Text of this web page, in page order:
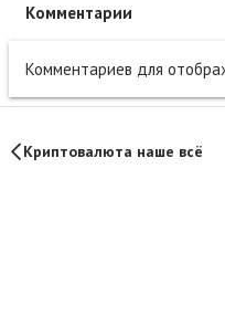
Комментарии
Комментариев для
Криптовалюта наше всё